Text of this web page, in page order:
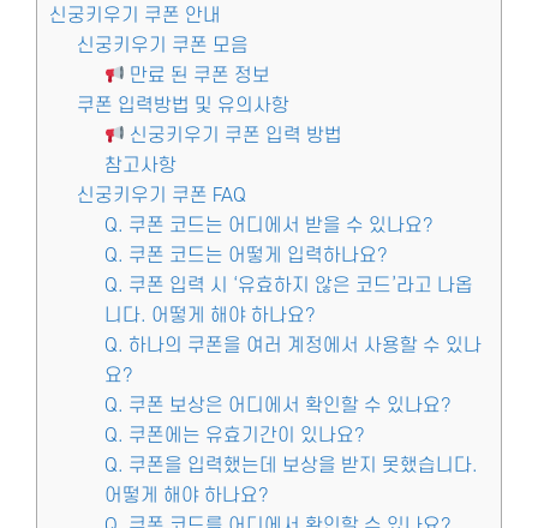
신궁키우기 쿠폰 안내
신궁키우기 쿠폰 모음
만료 된 쿠폰 정보
쿠폰 입력방법 및 유의사항
신궁키우기 쿠폰 입력 방법
참고사항
신궁키우기 쿠폰 FAQ
Q. 쿠폰 코드는 어디에서 받을 수 있나요?
Q. 쿠폰 코드는 어떻게 입력하나요?
Q. 쿠폰 입력 시 ‘유효하지 않은 코드’라고 나옵
니다. 어떻게 해야 하나요?
Q. 하나의 쿠폰을 여러 계정에서 사용할 수 있나
요?
Q. 쿠폰 보상은 어디에서 확인할 수 있나요?
Q. 쿠폰에는 유효기간이 있나요?
Q. 쿠폰을 입력했는데 보상을 받지 못했습니다.
어떻게 해야 하나요?